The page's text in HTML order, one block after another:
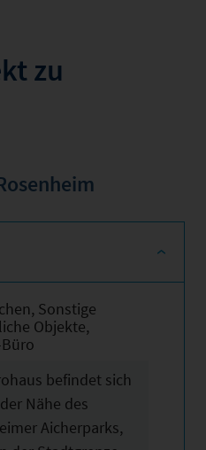
zu
Sonstige
Objekte,
befindet sich
Nähe des
Aicherparks,